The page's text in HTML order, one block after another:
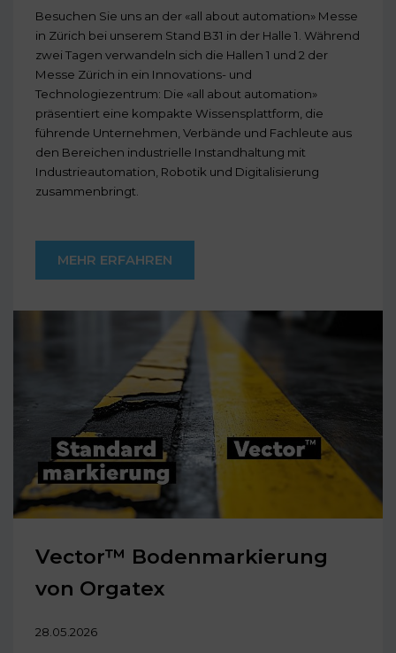
Besuchen Sie uns an der «all about automation» Messe
in Zürich bei unserem Stand B31 in der Halle 1. Während
zwei Tagen verwandeln sich die Hallen 1 und 2 der
Messe Zürich in ein Innovations- und
Technologiezentrum: Die «all about automation»
präsentiert eine kompakte Wissensplattform, die
führende Unternehmen, Verbände und Fachleute aus
den Bereichen industrielle Instandhaltung mit
Industrieautomation, Robotik und Digitalisierung
zusammenbringt.
MEHR ERFAHREN
Vector™ Bodenmarkierung
von Orgatex
28.05.2026